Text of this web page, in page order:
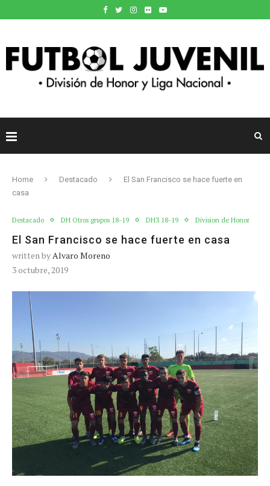
Home Destacado
El San Francisco se hace fuerte en
casa
Destacado DH Otros grupos 18-19 DH3 18-19 Division de Honor
El San Francisco se hace fuerte en casa
written byAlvaro Moreno
3 octubre, 2019